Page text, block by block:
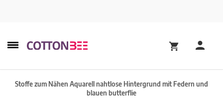
Stoffe zum Nähen Aquarell nahtlose Hintergrund mit Federn und
blauen butterflie